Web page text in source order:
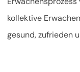
kollektive
gesund, zufrieden